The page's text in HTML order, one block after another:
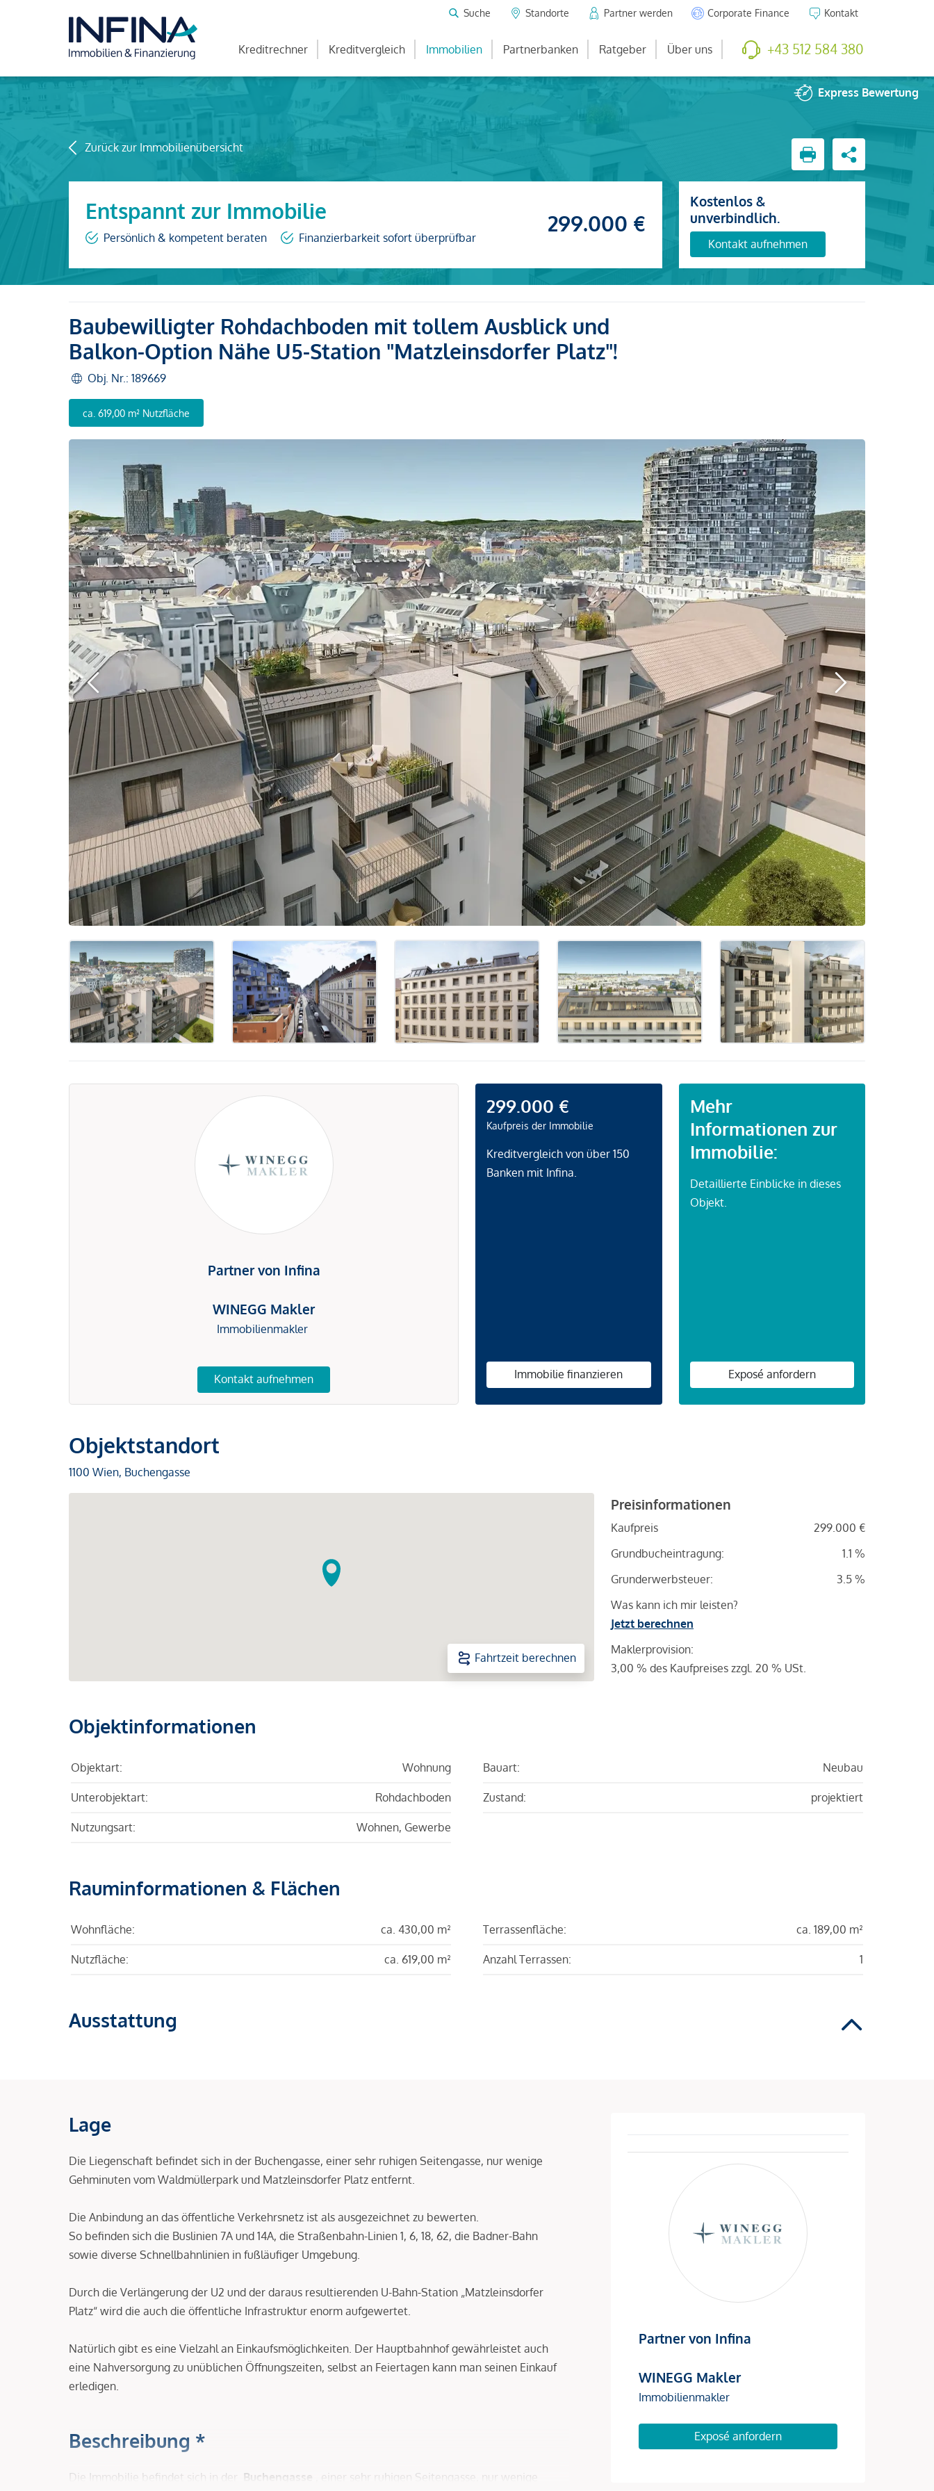
Suche Standorte Partner werden Corporate Finance Kontakt
Kreditrechner Kreditvergleich Immobilien Partnerbanken Ratgeber Über uns +43 512 584 380
Express Bewertung
Zurück zur Immobilienübersicht
Entspannt zur Immobilie
Persönlich & kompetent beraten Finanzierbarkeit sofort überprüfbar
299.000 €
Kostenlos &
unverbindlich.
Kontakt aufnehmen
Baubewilligter Rohdachboden mit tollem Ausblick und
Balkon-Option Nähe U5-Station "Matzleinsdorfer Platz"!
Obj. Nr.: 189669
ca. 619,00 m² Nutzfläche
Partner von Infina
WINEGG Makler
Immobilienmakler
Kontakt aufnehmen
299.000 €
Kaufpreis der Immobilie
Kreditvergleich von über 150
Banken mit Infina.
Immobilie finanzieren
Mehr
Informationen zur
Immobilie:
Detaillierte Einblicke in dieses
Objekt.
Exposé anfordern
Objektstandort
1100 Wien, Buchengasse
Fahrtzeit berechnen
Preisinformationen
Kaufpreis
299.000 €
Grundbucheintragung:
1.1 %
Grunderwerbsteuer:
3.5 %
Was kann ich mir leisten?
Jetzt berechnen
Maklerprovision:
3,00 % des Kaufpreises zzgl. 20 % USt.
Objektinformationen
Objektart: Wohnung
Unterobjektart: Rohdachboden
Nutzungsart: Wohnen, Gewerbe
Bauart: Neubau
Zustand: projektiert
Rauminformationen & Flächen
Wohnfläche: ca. 430,00 m²
Nutzfläche: ca. 619,00 m²
Terrassenfläche: ca. 189,00 m²
Anzahl Terrassen: 1
Ausstattung
Lage
Die Liegenschaft befindet sich in der Buchengasse, einer sehr ruhigen Seitengasse, nur wenige
Gehminuten vom Waldmüllerpark und Matzleinsdorfer Platz entfernt.
Die Anbindung an das öffentliche Verkehrsnetz ist als ausgezeichnet zu bewerten.
So befinden sich die Buslinien 7A und 14A, die Straßenbahn-Linien 1, 6, 18, 62, die Badner-Bahn
sowie diverse Schnellbahnlinien in fußläufiger Umgebung.
Durch die Verlängerung der U2 und der daraus resultierenden U-Bahn-Station „Matzleinsdorfer
Platz“ wird die auch die öffentliche Infrastruktur enorm aufgewertet.
Natürlich gibt es eine Vielzahl an Einkaufsmöglichkeiten. Der Hauptbahnhof gewährleistet auch
eine Nahversorgung zu unüblichen Öffnungszeiten, selbst an Feiertagen kann man seinen Einkauf
erledigen.
Beschreibung *
Die Immobilie befindet sich in der Buchengasse
, einer sehr ruhigen Seitengasse, nur wenige
Partner von Infina
WINEGG Makler
Immobilienmakler
Exposé anfordern